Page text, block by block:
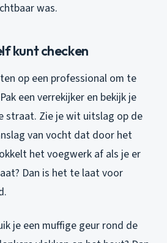
was.
kunt checken
op een professional om te
een verrekijker en bekijk je
straat. Zie je wit uitslag op de
van vocht dat door het
het voegwerk af als je er
Dan is het te laat voor
je een muffige geur rond de